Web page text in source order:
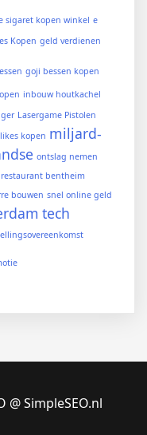
sigaret kopen winkel e
Kopen geld verdienen
goji bessen kopen
inbouw houtkachel
Lasergame Pistolen
likes kopen miljard-
ontslag nemen
restaurant bentheim
bouwen snel online geld
tech
@ SimpleSEO.nl